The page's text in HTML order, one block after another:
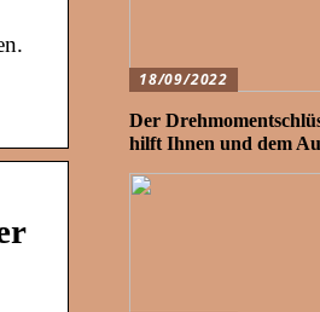
18/09/2022
Der
hilft Ihnen und dem